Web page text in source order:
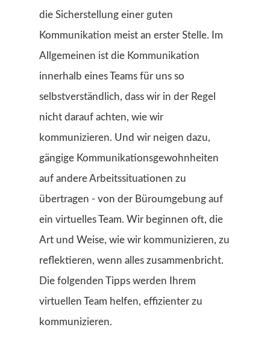
die Sicherstellung einer guten
Kommunikation meist an erster Stelle. Im
Allgemeinen ist die Kommunikation
innerhalb eines Teams für uns so
selbstverständlich, dass wir in der Regel
nicht darauf achten, wie wir
kommunizieren. Und wir neigen dazu,
gängige Kommunikationsgewohnheiten
auf andere Arbeitssituationen zu
übertragen - von der Büroumgebung auf
ein virtuelles Team. Wir beginnen oft, die
Art und Weise, wie wir kommunizieren, zu
reflektieren, wenn alles zusammenbricht.
Die folgenden Tipps werden Ihrem
virtuellen Team helfen, effizienter zu
kommunizieren.